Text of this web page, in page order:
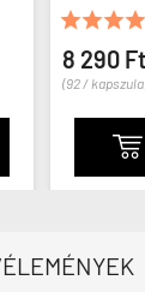

8 290 Ft
(92 /
